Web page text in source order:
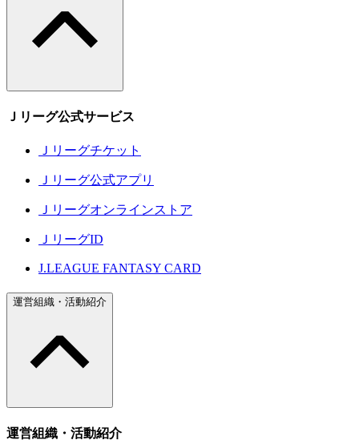
Ｊリーグ公式サービス
Ｊリーグチケット
Ｊリーグ公式アプリ
Ｊリーグオンラインストア
ＪリーグID
J.LEAGUE FANTASY CARD
運営組織・活動紹介
運営組織・活動紹介